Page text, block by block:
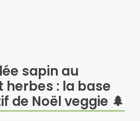
sapin au
: la base
de Noël veggie 🌲